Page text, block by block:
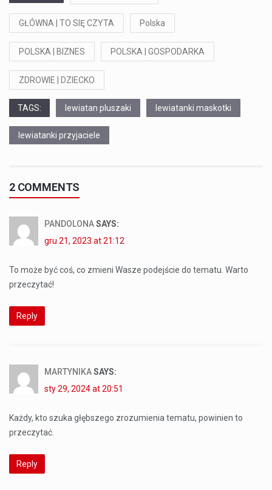
GŁÓWNA | TO SIĘ CZYTA Polska
POLSKA | BIZNES POLSKA | GOSPODARKA
ZDROWIE | DZIECKO
TAGS: lewiatan pluszaki lewiatanki maskotki
lewiatanki przyjaciele
2 COMMENTS
PANDOLONASAYS:
gru 21, 2023 at 21:12
To może być coś, co zmieni Wasze podejście do tematu. Warto
przeczytać!
Reply
MARTYNIKASAYS:
sty 29, 2024 at 20:51
Każdy, kto szuka głębszego zrozumienia tematu, powinien to
przeczytać.
Reply